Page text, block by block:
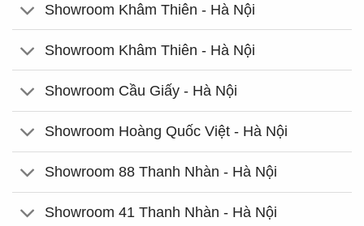
Showroom Khâm Thiên - Hà Nội
Showroom Khâm Thiên - Hà Nội
Showroom Cầu Giấy - Hà Nội
Showroom Hoàng Quốc Việt - Hà Nội
Showroom 88 Thanh Nhàn - Hà Nội
Showroom 41 Thanh Nhàn - Hà Nội